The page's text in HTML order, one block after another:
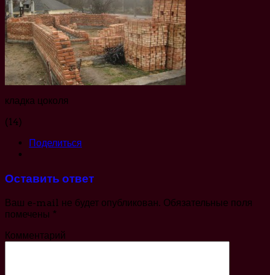
кладка цоколя
(14)
Поделиться
Оставить ответ
Ваш e-mail не будет опубликован. Обязательные поля
помечены *
Комментарий